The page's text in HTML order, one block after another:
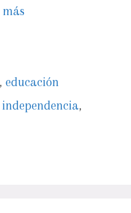
,educación
independencia,